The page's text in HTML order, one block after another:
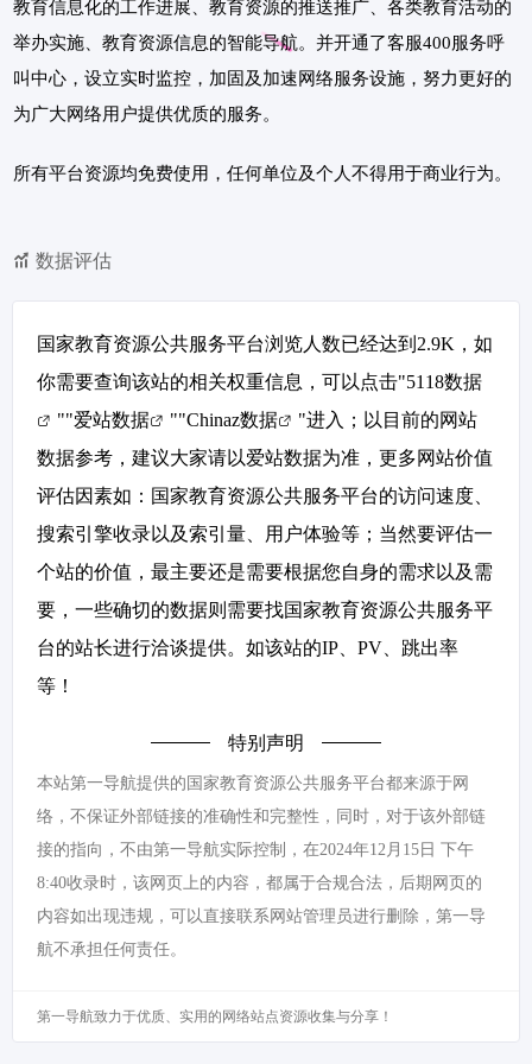
教育信息化的工作进展、教育资源的推送推广、各类教育活动的
举办实施、教育资源信息的智能导航。并开通了客服400服务呼
叫中心，设立实时监控，加固及加速网络服务设施，努力更好的
为广大网络用户提供优质的服务。
所有平台资源均免费使用，任何单位及个人不得用于商业行为。
数据评估
国家教育资源公共服务平台浏览人数已经达到2.9K，如
你需要查询该站的相关权重信息，可以点击"5118数据
""爱站数据 ""Chinaz数据
"进入；以目前的网站
数据参考，建议大家请以爱站数据为准，更多网站价值
评估因素如：国家教育资源公共服务平台的访问速度、
搜索引擎收录以及索引量、用户体验等；当然要评估一
个站的价值，最主要还是需要根据您自身的需求以及需
要，一些确切的数据则需要找国家教育资源公共服务平
台的站长进行洽谈提供。如该站的IP、PV、跳出率
等！
特别声明
本站第一导航提供的国家教育资源公共服务平台都来源于网
络，不保证外部链接的准确性和完整性，同时，对于该外部链
接的指向，不由第一导航实际控制，在2024年12月15日 下午
8:40收录时，该网页上的内容，都属于合规合法，后期网页的
内容如出现违规，可以直接联系网站管理员进行删除，第一导
航不承担任何责任。
第一导航致力于优质、实用的网络站点资源收集与分享！